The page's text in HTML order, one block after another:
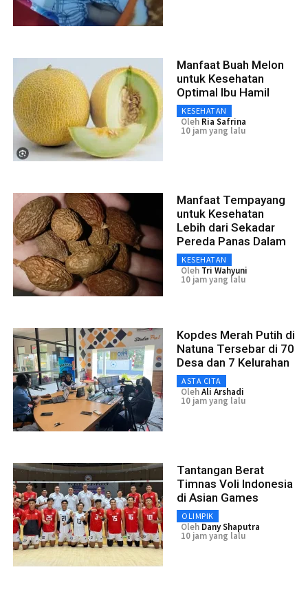
Manfaat Buah Melon
untuk Kesehatan
Optimal Ibu Hamil
KESEHATAN
Oleh Ria Safrina
10 jam yang lalu
Manfaat Tempayang
untuk Kesehatan
Lebih dari Sekadar
Pereda Panas Dalam
KESEHATAN
Oleh Tri Wahyuni
10 jam yang lalu
Kopdes Merah Putih di
Natuna Tersebar di 70
Desa dan 7 Kelurahan
ASTA CITA
OlehAli Arshadi
10 jam yang lalu
Tantangan Berat
Timnas Voli Indonesia
di Asian Games
OLIMPIK
Oleh Dany Shaputra
10 jam yang lalu